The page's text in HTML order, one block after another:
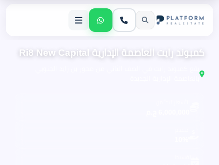
كمبوند رايت العاصمة الإدارية Ri8 New Capital